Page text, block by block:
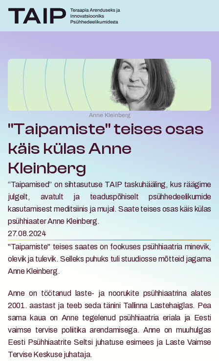
Anne Kleinberg
"Taipamiste" teises osas
käis külas Anne
Kleinberg
“Taipamised” on sihtasutuse TAIP taskuhääling, kus räägime
julgelt, avatult ja teaduspõhiselt psühhedeelikumide
kasutamisest meditsiinis ja mujal. Saate teises osas käis külas
psühhiaater Anne Kleinberg.
27.08.2024
"Taipamiste" teises saates on fookuses psühhiaatria minevik,
olevik ja tulevik. Selleks puhuks tuli stuudiosse mõtteid jagama
Anne Kleinberg.
Anne on töötanud laste- ja noorukite psühhiaatrina alates
2001. aastast ja teeb seda tänini Tallinna Lastehaiglas. Pea
sama kaua on Anne tegelenud psühhiaatria eriala ja Eesti
vaimse tervise poliitika arendamisega. Anne on muuhulgas
Eesti Psühhiaatrite Seltsi juhatuse esimees ja Laste Vaimse
Tervise Keskuse juhataja.